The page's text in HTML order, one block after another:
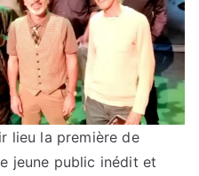
lieu la première de
jeune public inédit et